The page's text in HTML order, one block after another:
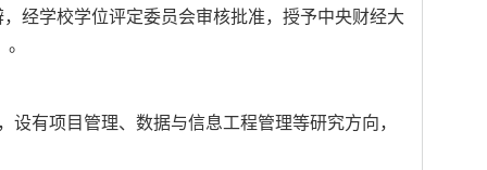
经学校学位评定委员会审核批准，授予中央财经大
，设有项目管理、数据与信息工程管理等研究方向，